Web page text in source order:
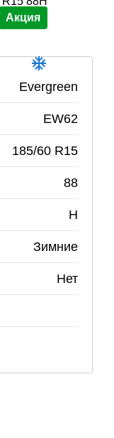
Акция
Evergreen
EW62
185/60 R15
88
H
Зимние
Нет